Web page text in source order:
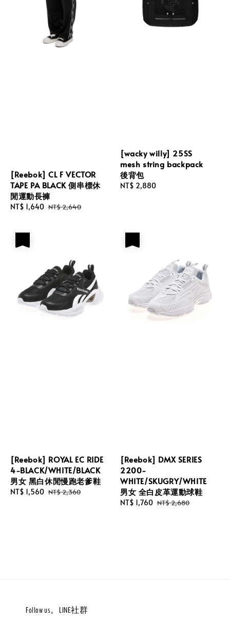
[Reebok] CL F VECTOR
TAPE PA BLACK 側串標休
閒運動長褲
Sale
NT$ 1,640 Regular
NT$ 2,640
[wacky willy] 25SS
mesh string backpack
後背包
Regular
NT$ 2,880
[Reebok] ROYAL EC RIDE
4-BLACK/WHITE/BLACK
男女 黑白休閒慢跑老爹鞋
Sale
NT$ 1,560 Regular
NT$ 2,360
[Reebok] DMX SERIES
2200-
WHITE/SKUGRY/WHITE
男女 全白皮革運動球鞋
Sale
NT$ 1,760 Regular
NT$ 2,680
Follow us。LINE社群